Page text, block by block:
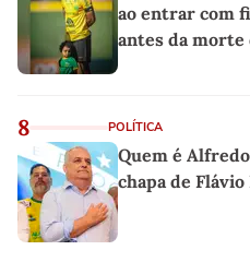
ao entrar com
antes da morte
8 POLÍTICA
Quem é
chapa de